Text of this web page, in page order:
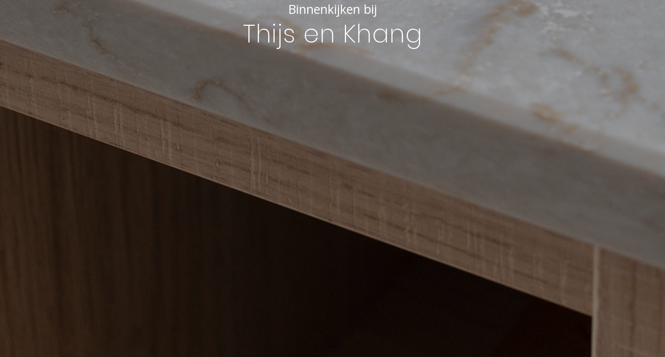
Binnenkijken bij
Thijs en Khang